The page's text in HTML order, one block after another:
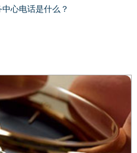
心电话是什么？